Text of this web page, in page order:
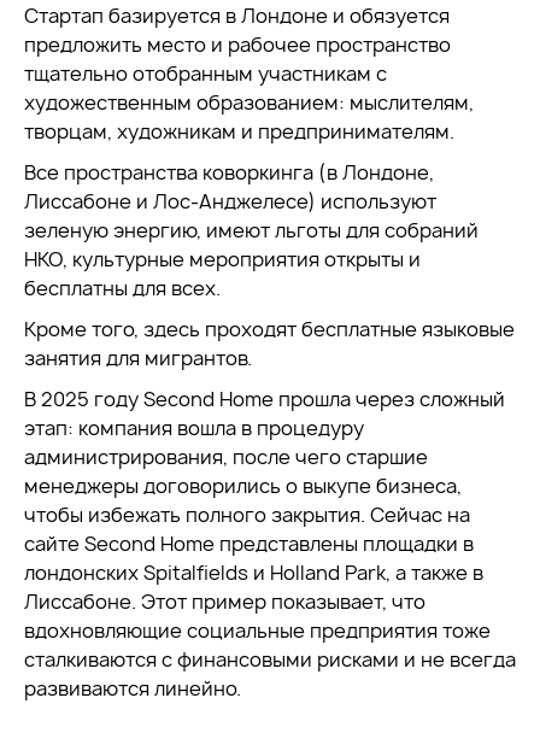
Стартап базируется в Лондоне и обязуется
предложить место и рабочее пространство
тщательно отобранным участникам с
художественным образованием: мыслителям,
творцам, художникам и предпринимателям.
Все пространства коворкинга (в Лондоне,
Лиссабоне и Лос-Анджелесе) используют
зеленую энергию, имеют льготы для собраний
НКО, культурные мероприятия открыты и
бесплатны для всех.
Кроме того, здесь проходят бесплатные языковые
занятия для мигрантов.
В 2025 году Second Home прошла через сложный
этап: компания вошла в процедуру
администрирования, после чего старшие
менеджеры договорились о выкупе бизнеса,
чтобы избежать полного закрытия. Сейчас на
сайте Second Home представлены площадки в
лондонских Spitalfields и Holland Park, а также в
Лиссабоне. Этот пример показывает, что
вдохновляющие социальные предприятия тоже
сталкиваются с финансовыми рисками и не всегда
развиваются линейно.